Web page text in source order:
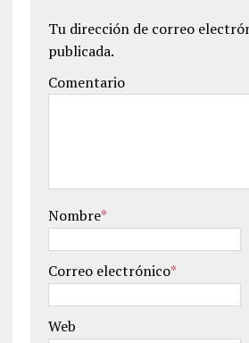
Tu dirección de correo
publicada.
Comentario
Nombre*
Correo electrónico*
Web